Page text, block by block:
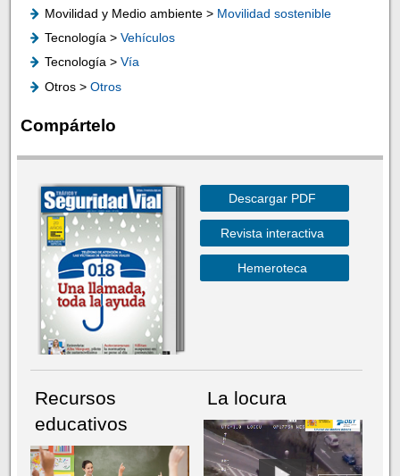
Movilidad y Medio ambiente > Movilidad sostenible
Tecnología > Vehículos
Tecnología > Vía
Otros > Otros
Compártelo
Descargar PDF
Revista interactiva
Hemeroteca
Recursos
educativos
La locura